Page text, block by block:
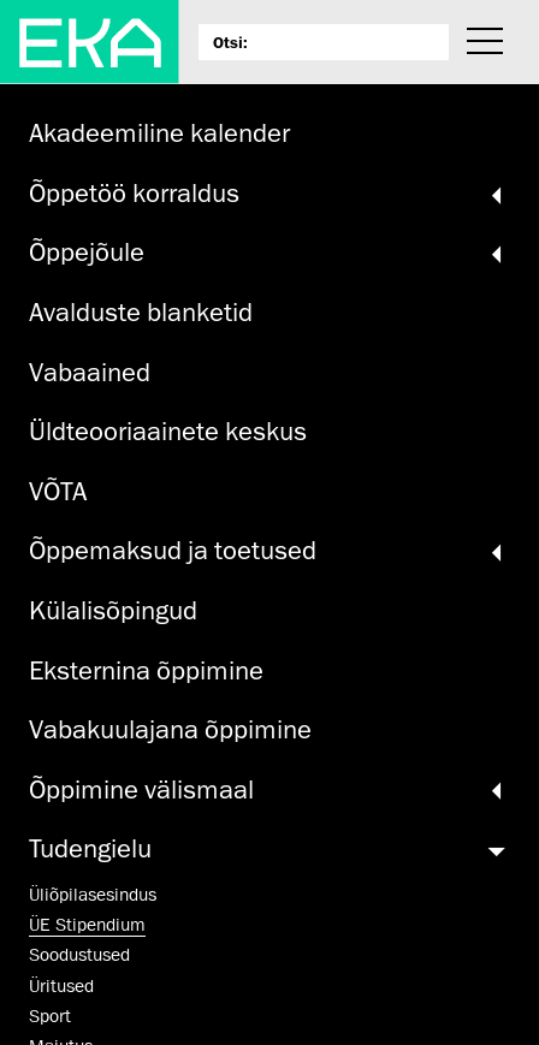
Akadeemiline kalender
Õppetöö korraldus
Õppejõule
Avalduste blanketid
Vabaained
Üldteooriaainete keskus
VÕTA
Õppemaksud ja toetused
Külalisõpingud
Eksternina õppimine
Vabakuulajana õppimine
Õppimine välismaal
Tudengielu
Üliõpilasesindus
ÜE Stipendium
Soodustused
Üritused
Sport